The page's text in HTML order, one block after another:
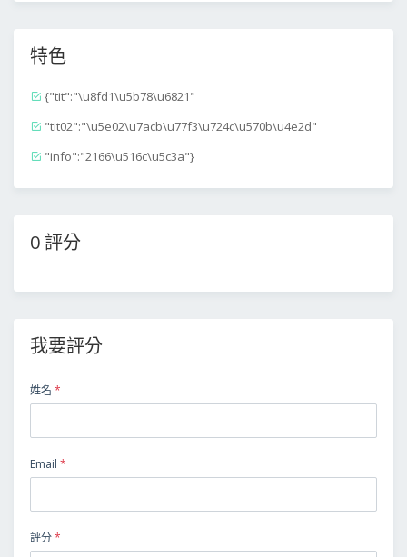
特色
{"tit":"\u8fd1\u5b78\u6821"
"tit02":"\u5e02\u7acb\u77f3\u724c\u570b\u4e2d"
"info":"2166\u516c\u5c3a"}
0 評分
我要評分
姓名 *
Email *
評分*